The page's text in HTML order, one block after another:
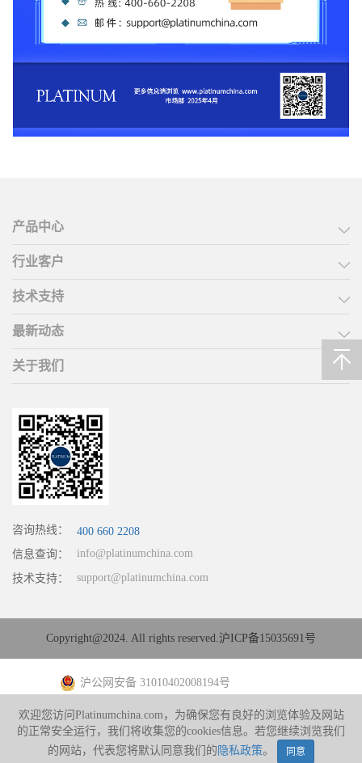
欢迎您访问Platinumchina.com，为确保您有良好的浏览体验及网站
的正常安全运行，我们将收集您的cookies信息。若您继续浏览我们
的网站，代表您将默认同意我们的 隐私政策。 同意
产品中心
行业客户
技术支持
最新动态
关于我们
咨询热线：
400 660 2208
信息查询：
info@platinumchina.com
技术支持： support@platinumchina.com
Copyright@2024. All rights reserved. 沪ICP备15035691号
沪公网安备 31010402008194号